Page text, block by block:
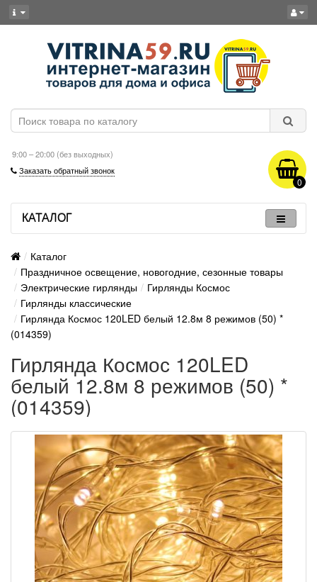
9:00 – 20:00 (без выходных)
Заказать обратный звонок
0
КАТАЛОГ
Каталог
Праздничное освещение, новогодние, сезонные товары
Электрические гирлянды
Гирлянды Космос
Гирлянды классические
Гирлянда Космос 120LED белый 12.8м 8 режимов (50) *
(014359)
Гирлянда Космос 120LED
белый 12.8м 8 режимов (50) *
(014359)